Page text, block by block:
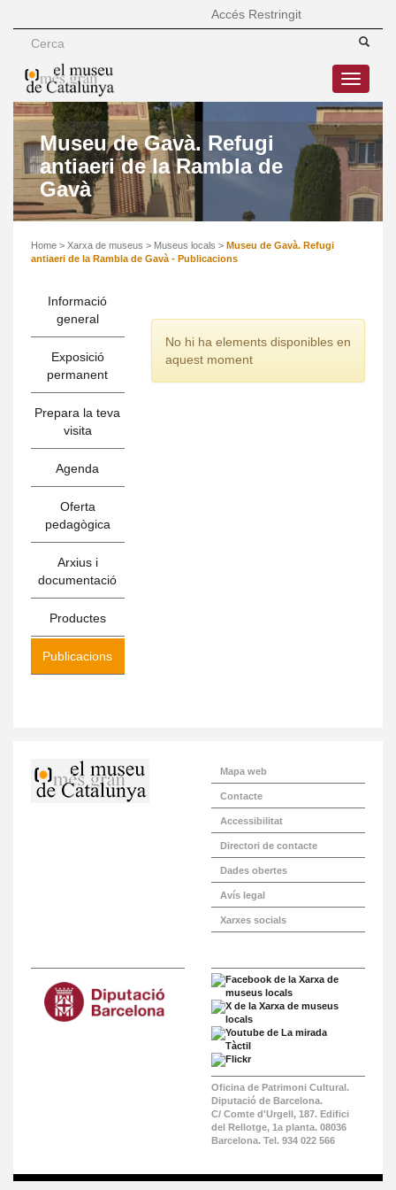
Accés Restringit
Toggle
Museu de Gavà. Refugi
antiaeri de la Rambla de
Gavà
Home > Xarxa de museus > Museus locals > Museu de Gavà. Refugi
antiaeri de la Rambla de Gavà - Publicacions
Informació
general
Exposició
permanent
Prepara la teva
visita
Agenda
Oferta
pedagògica
Arxius i
documentació
Productes
Publicacions
No hi ha elements disponibles en
aquest moment
Mapa web
Contacte
Accessibilitat
Directori de contacte
Dades obertes
Avís legal
Xarxes socials
Oficina de Patrimoni Cultural.
Diputació de Barcelona.
C/ Comte d'Urgell, 187. Edifici
del Rellotge, 1a planta. 08036
Barcelona. Tel. 934 022 566